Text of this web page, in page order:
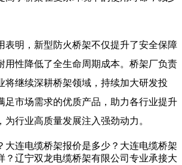
表明，新型防火桥架不仅提升了安全保障
用性降低了全生命周期成本。桥架厂负责
将继续深耕桥架领域，持续加大研发投
足市场需求的优质产品，助力各行业提升
行业高质量发展注入强劲动力。
大连电缆桥架报价是多少？大连电缆桥架
？辽宁双龙电缆桥架有限公司专业承接大